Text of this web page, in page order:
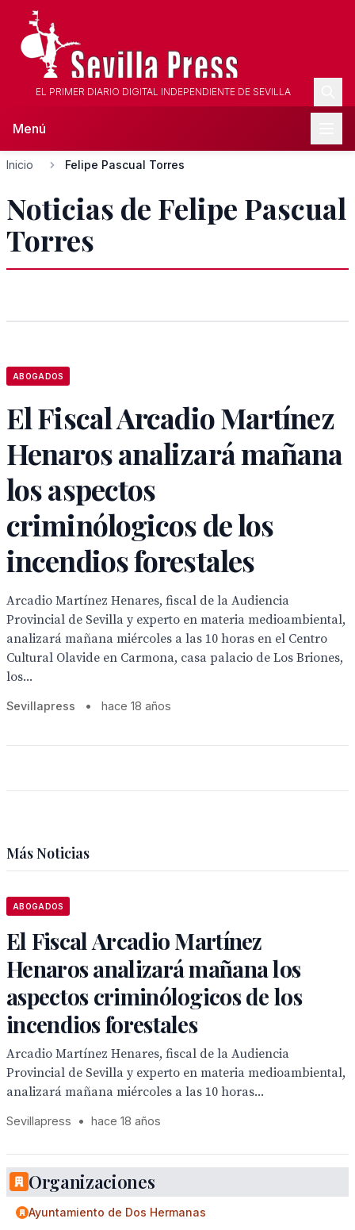
EL PRIMER DIARIO DIGITAL INDEPENDIENTE DE SEVILLA
Menú
Inicio Felipe Pascual Torres
Noticias de Felipe Pascual
Torres
ABOGADOS
El Fiscal Arcadio Martínez
Henaros analizará mañana
los aspectos
criminólogicos de los
incendios forestales
Arcadio Martínez Henares, fiscal de la Audiencia
Provincial de Sevilla y experto en materia medioambiental,
analizará mañana miércoles a las 10 horas en el Centro
Cultural Olavide en Carmona, casa palacio de Los Briones,
los...
Sevillapress • hace 18 años
Más Noticias
ABOGADOS
El Fiscal Arcadio Martínez
Henaros analizará mañana los
aspectos criminólogicos de los
incendios forestales
Arcadio Martínez Henares, fiscal de la Audiencia
Provincial de Sevilla y experto en materia medioambiental,
analizará mañana miércoles a las 10 horas...
Sevillapress • hace 18 años
Organizaciones
Ayuntamiento de Dos Hermanas